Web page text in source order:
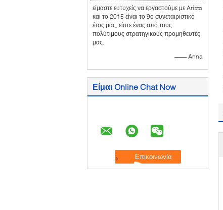
είμαστε ευτυχείς να εργαστούμε με Aristo
και το 2015 είναι το 9ο συνεταιριστικό
έτος μας, είστε ένας από τους
πολύτιμους στρατηγικούς προμηθευτές
μας.
—— Anna
Είμαι Online Chat Now